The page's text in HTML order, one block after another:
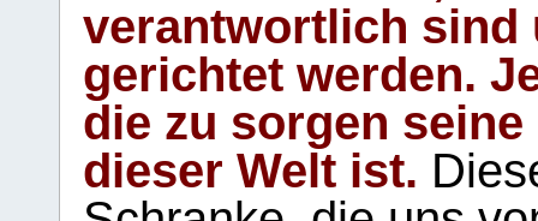
verantwortlich sind
gerichtet werden.
die zu sorgen
dieser Welt ist.